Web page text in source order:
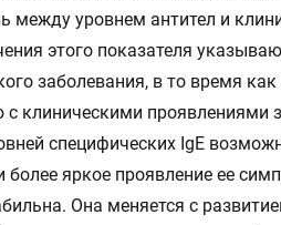
между уровнем антител и
этого показателя
заболевания, в то время
с клиническими проявлениями
специфических IgE
более яркое проявление ее
Она меняется с